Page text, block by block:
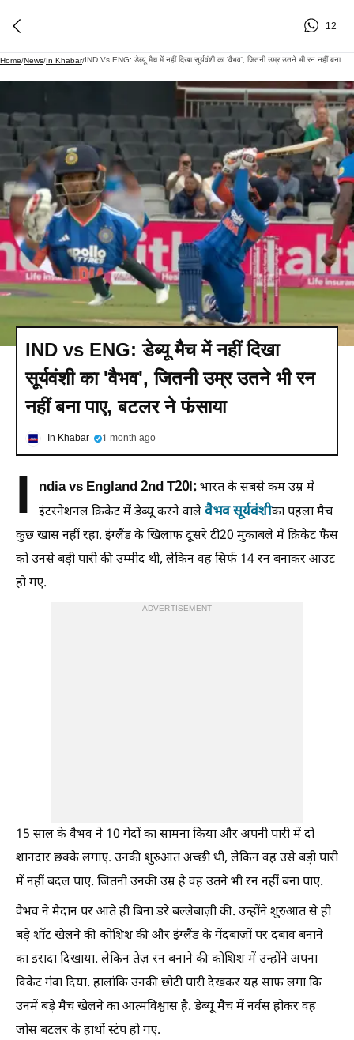
12
Home/News/In Khabar/
IND vs ENG: डेब्यू मैच में नहीं दिखा
सूर्यवंशी का 'वैभव', जितनी उम्र उतने भी रन
नहीं बना पाए, बटलर ने फंसाया
In Khabar 1 month ago
I ndia vs England 2nd T20I:भारत के सबसे कम उम्र में
इंटरनेशनल क्रिकेट में डेब्यू करने वालेवैभव सूर्यवंशीका पहला मैच
कुछ खास नहीं रहा. इंग्लैंड के खिलाफ दूसरे टी20 मुकाबले में क्रिकेट फैंस
को उनसे बड़ी पारी की उम्मीद थी, लेकिन वह सिर्फ 14 रन बनाकर आउट
हो गए.
ADVERTISEMENT
15 साल के वैभव ने 10 गेंदों का सामना किया और अपनी पारी में दो
शानदार छक्के लगाए. उनकी शुरुआत अच्छी थी, लेकिन वह उसे बड़ी पारी
में नहीं बदल पाए. जितनी उनकी उम्र है वह उतने भी रन नहीं बना पाए.
वैभव ने मैदान पर आते ही बिना डरे बल्लेबाज़ी की. उन्होंने शुरुआत से ही
बड़े शॉट खेलने की कोशिश की और इंग्लैंड के गेंदबाज़ों पर दबाव बनाने
का इरादा दिखाया. लेकिन तेज़ रन बनाने की कोशिश में उन्होंने अपना
विकेट गंवा दिया. हालांकि उनकी छोटी पारी देखकर यह साफ लगा कि
उनमें बड़े मैच खेलने का आत्मविश्वास है. डेब्यू मैच में नर्वस होकर वह
जोस बटलर के हाथों स्टंप हो गए.